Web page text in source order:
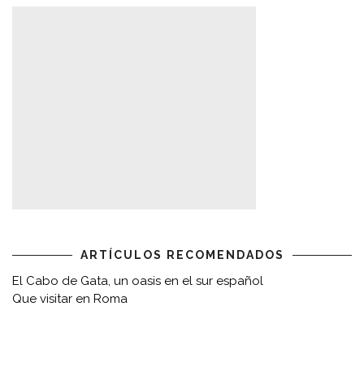
ARTÍCULOS RECOMENDADOS
El Cabo de Gata, un oasis en el sur español
Que visitar en Roma